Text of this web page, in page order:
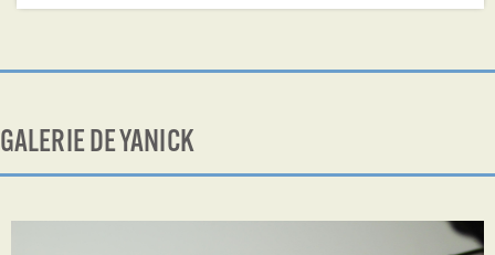
GALERIE DE YANICK